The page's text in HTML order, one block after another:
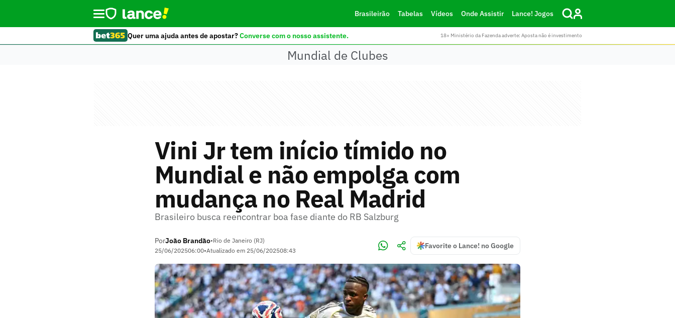
Brasileirão Tabelas Vídeos Onde Assistir Lance! Jogos
Quer uma ajuda antes de apostar?Converse com o nosso assistente. 18+ Ministério da Fazenda adverte: Aposta não é investimento
Mundial de Clubes
Vini Jr tem início tímido no
Mundial e não empolga com
mudança no Real Madrid
Brasileiro busca reencontrar boa fase diante do RB Salzburg
PorJoão Brandão•Rio de Janeiro (RJ)
25/06/202506:00•Atualizado em 25/06/202508:43
Favorite o Lance! no Google